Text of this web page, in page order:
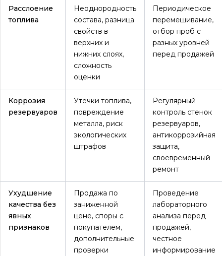
Расслоение
топлива
Неоднородность
состава, разница
свойств в
верхних и
нижних слоях,
сложность
оценки
Периодическое
перемешивание,
отбор проб с
разных уровней
перед продажей
Коррозия
резервуаров
Утечки топлива,
повреждение
металла, риск
экологических
штрафов
Регулярный
контроль стенок
резервуаров,
антикоррозийная
защита,
своевременный
ремонт
Ухудшение
качества без
явных
признаков
Продажа по
заниженной
цене, споры с
покупателем,
дополнительные
проверки
Проведение
лабораторного
анализа перед
продажей,
честное
информирование